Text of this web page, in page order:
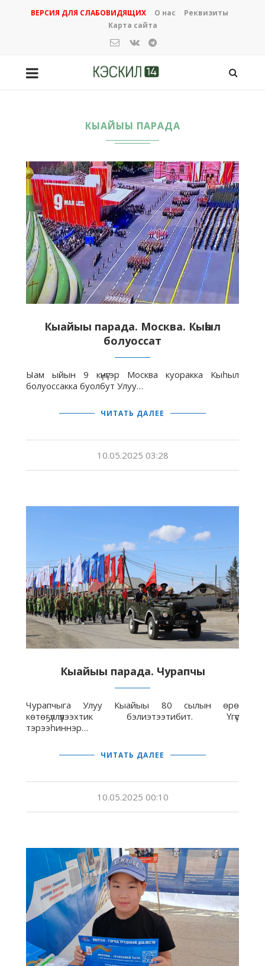
ВЕРСИЯ ДЛЯ СЛАБОВИДЯЩИХ О нас
Реквизиты
Карта сайта
КЫАЙЫЫ ПАРАДА
Кыайыы парада. Москва. Кыһыл
болуоссат
Ыам ыйын 9 күнүгэр Москва куоракка Кыһыл
болуоссакка буолбут Улуу…
ЧИТАТЬ ДАЛЕЕ
10.05.2025 03:28
Кыайыы парада. Чурапчы
Чурапчыга Улуу Кыайыы 80 сылын өрө
көтөҕүллүүлээхтик бэлиэтээтибит. Үгүс
тэрээһиннэр…
ЧИТАТЬ ДАЛЕЕ
10.05.2025 00:10